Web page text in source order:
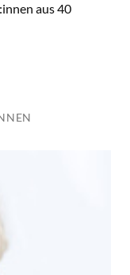
aus 40